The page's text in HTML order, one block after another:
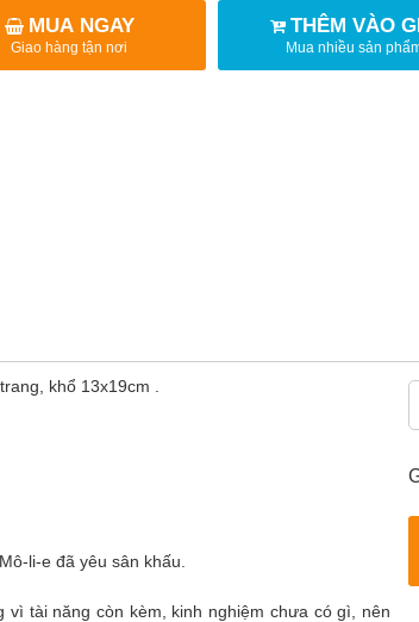
MUA NGAY
Giao hàng tận nơi
THÊM VÀO
Mua nhiều sản
khổ 13x19cm .
li-e đã yêu sân khấu.
tài năng còn kèm, kinh nghiệm chưa có gì, nên